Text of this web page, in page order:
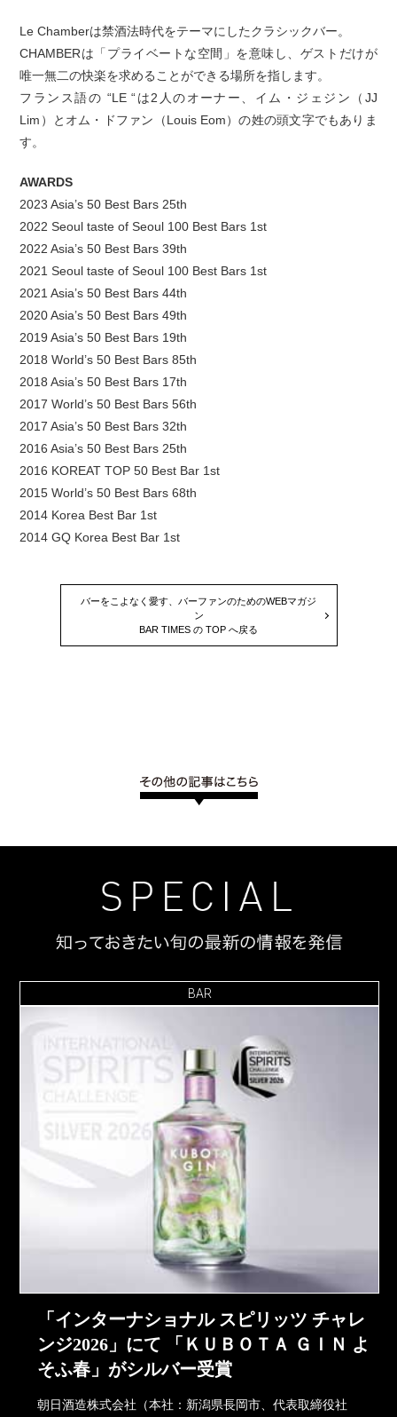
Le Chamberは禁酒法時代をテーマにしたクラシックバー。
CHAMBERは「プライベートな空間」を意味し、ゲストだけが
唯一無二の快楽を求めることができる場所を指します。
フランス語の “LE “は2人のオーナー、イム・ジェジン（JJ
Lim）とオム・ドファン（Louis Eom）の姓の頭文字でもありま
す。
AWARDS
2023 Asia’s 50 Best Bars 25th
2022 Seoul taste of Seoul 100 Best Bars 1st
2022 Asia’s 50 Best Bars 39th
2021 Seoul taste of Seoul 100 Best Bars 1st
2021 Asia’s 50 Best Bars 44th
2020 Asia’s 50 Best Bars 49th
2019 Asia’s 50 Best Bars 19th
2018 World’s 50 Best Bars 85th
2018 Asia’s 50 Best Bars 17th
2017 World’s 50 Best Bars 56th
2017 Asia’s 50 Best Bars 32th
2016 Asia’s 50 Best Bars 25th
2016 KOREAT TOP 50 Best Bar 1st
2015 World’s 50 Best Bars 68th
2014 Korea Best Bar 1st
2014 GQ Korea Best Bar 1st
バーをこよなく愛す、バーファンのためのWEBマガジ
ン
BAR TIMES の TOP へ戻る
BAR
「インターナショナル スピリッツ チャレ
ンジ2026」にて 「ＫＵＢＯＴＡ ＧＩＮ よ
そふ春」がシルバー受賞
朝日酒造株式会社（本社：新潟県長岡市、代表取締役社